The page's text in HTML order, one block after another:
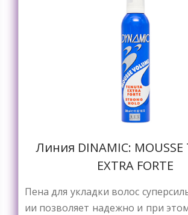
Линия DINAMIC: MOUSSE
EXTRA FORTE
Пена для укладки волос
ии позволяет надежно и при